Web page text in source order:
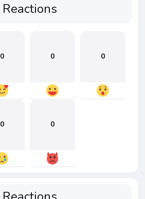
Reactions
0 0 0
0 0